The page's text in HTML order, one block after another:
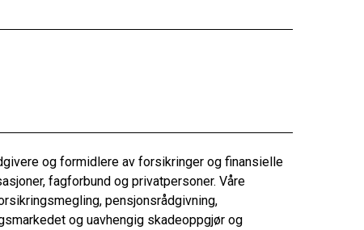
og formidlere av forsikringer og finansielle
fagforbund og privatpersoner. Våre
pensjonsrådgivning,
og uavhengig skadeoppgjør og